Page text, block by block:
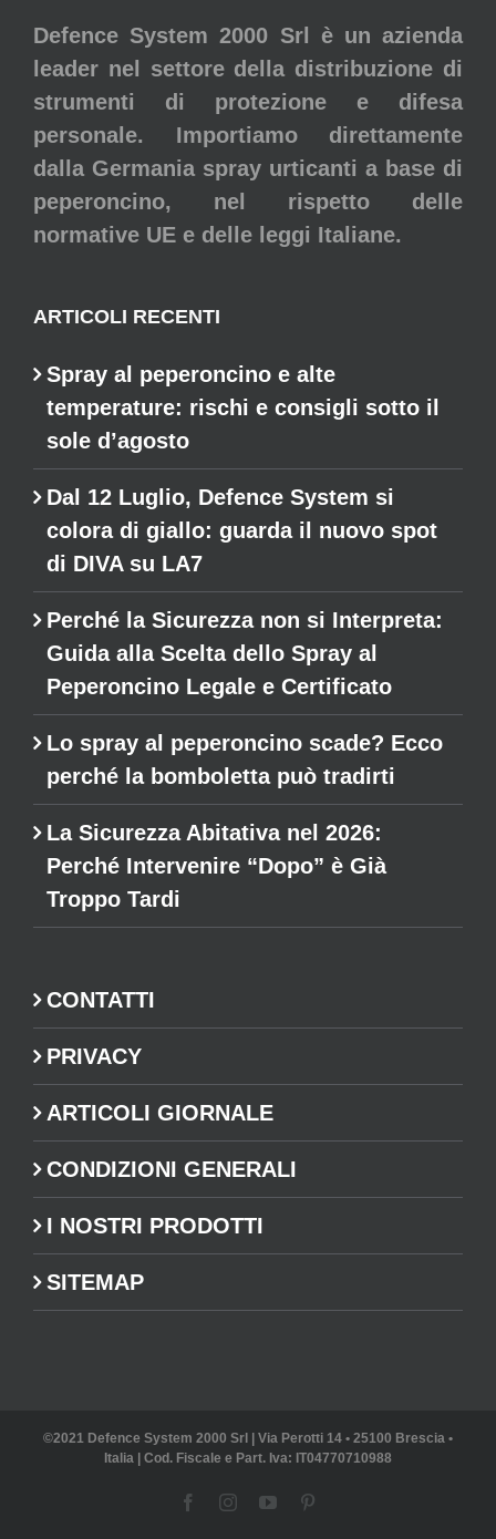
Defence System 2000 Srl è un azienda
leader nel settore della distribuzione di
strumenti di protezione e difesa
personale. Importiamo direttamente
dalla Germania spray urticanti a base di
peperoncino, nel rispetto delle
normative UE e delle leggi Italiane.
ARTICOLI RECENTI
Spray al peperoncino e alte
temperature: rischi e consigli sotto il
sole d’agosto
Dal 12 Luglio, Defence System si
colora di giallo: guarda il nuovo spot
di DIVA su LA7
Perché la Sicurezza non si Interpreta:
Guida alla Scelta dello Spray al
Peperoncino Legale e Certificato
Lo spray al peperoncino scade? Ecco
perché la bomboletta può tradirti
La Sicurezza Abitativa nel 2026:
Perché Intervenire “Dopo” è Già
Troppo Tardi
CONTATTI
PRIVACY
ARTICOLI GIORNALE
CONDIZIONI GENERALI
I NOSTRI PRODOTTI
SITEMAP
©2021 Defence System 2000 Srl | Via Perotti 14 • 25100 Brescia •
Italia | Cod. Fiscale e Part. Iva: IT04770710988